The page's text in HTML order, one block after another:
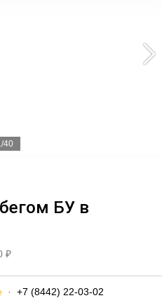
40
БУ в
₽
· +7 (8442) 22-03-02